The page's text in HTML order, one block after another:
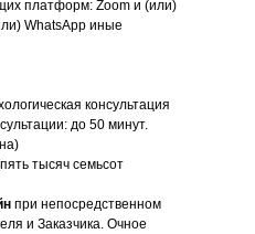
платформ: Zoom и (или)
WhatsApp иные
консультация
до 50 минут.
тысяч семьсот
при непосредственном
и Заказчика. Очное